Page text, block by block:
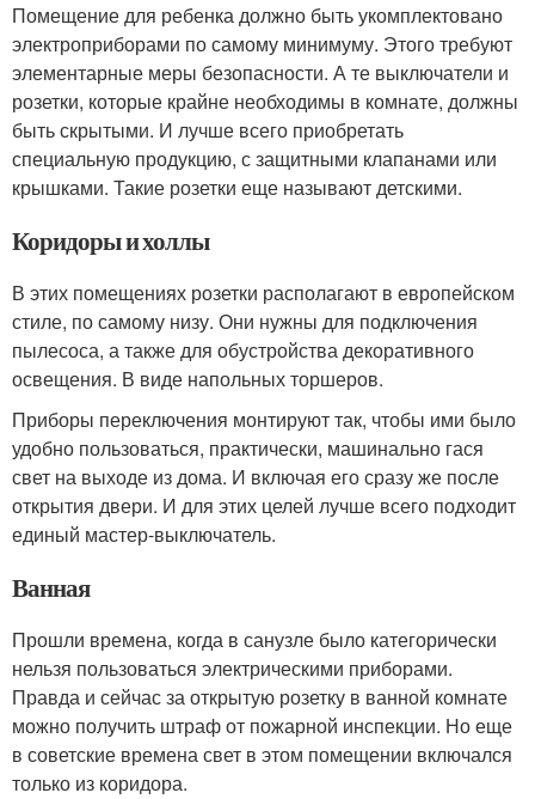
Помещение для ребенка должно быть укомплектовано
электроприборами по самому минимуму. Этого требуют
элементарные меры безопасности. А те выключатели и
розетки, которые крайне необходимы в комнате, должны
быть скрытыми. И лучше всего приобретать
специальную продукцию, с защитными клапанами или
крышками. Такие розетки еще называют детскими.
Коридоры и холлы
В этих помещениях розетки располагают в европейском
стиле, по самому низу. Они нужны для подключения
пылесоса, а также для обустройства декоративного
освещения. В виде напольных торшеров.
Приборы переключения монтируют так, чтобы ими было
удобно пользоваться, практически, машинально гася
свет на выходе из дома. И включая его сразу же после
открытия двери. И для этих целей лучше всего подходит
единый мастер-выключатель.
Ванная
Прошли времена, когда в санузле было категорически
нельзя пользоваться электрическими приборами.
Правда и сейчас за открытую розетку в ванной комнате
можно получить штраф от пожарной инспекции. Но еще
в советские времена свет в этом помещении включался
только из коридора.